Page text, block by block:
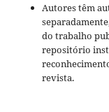
Autores têm
do trabalho
repositório
revista.